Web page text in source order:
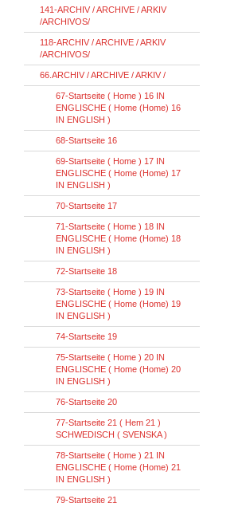
141-ARCHIV / ARCHIVE / ARKIV
/ARCHIVOS/
118-ARCHIV / ARCHIVE / ARKIV
/ARCHIVOS/
66.ARCHIV / ARCHIVE / ARKIV /
67-Startseite ( Home ) 16 IN
ENGLISCHE ( Home (Home) 16
IN ENGLISH )
68-Startseite 16
69-Startseite ( Home ) 17 IN
ENGLISCHE ( Home (Home) 17
IN ENGLISH )
70-Startseite 17
71-Startseite ( Home ) 18 IN
ENGLISCHE ( Home (Home) 18
IN ENGLISH )
72-Startseite 18
73-Startseite ( Home ) 19 IN
ENGLISCHE ( Home (Home) 19
IN ENGLISH )
74-Startseite 19
75-Startseite ( Home ) 20 IN
ENGLISCHE ( Home (Home) 20
IN ENGLISH )
76-Startseite 20
77-Startseite 21 ( Hem 21 )
SCHWEDISCH ( SVENSKA )
78-Startseite ( Home ) 21 IN
ENGLISCHE ( Home (Home) 21
IN ENGLISH )
79-Startseite 21